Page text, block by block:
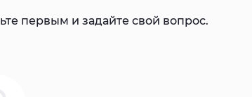
первым и задайте свой вопрос.